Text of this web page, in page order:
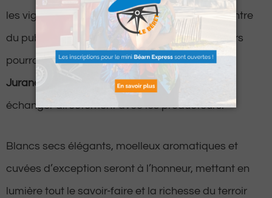
les vignerons du Jurançon viendront à la rencontre
du public. Tout au long de la journée, les visiteurs
pourront
déguster une sélection raffinée de
Jurançon
, découvrir la diversité des cuvées et
échanger directement avec les producteurs.
Blancs secs élégants, moelleux aromatiques et
cuvées d’exception seront à l’honneur, mettant en
lumière tout le savoir-faire et la richesse du terroir